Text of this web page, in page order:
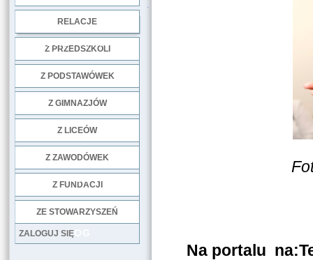
RELACJE
Z PRZEDSZKOLI
Z PODSTAWÓWEK
Z GIMNAZJÓW
Z LICEÓW
Z ZAWODÓWEK
Z FUNDACJI
ZE STOWARZYSZEŃ
LOG
ZALOGUJ SIĘ
Na portalu